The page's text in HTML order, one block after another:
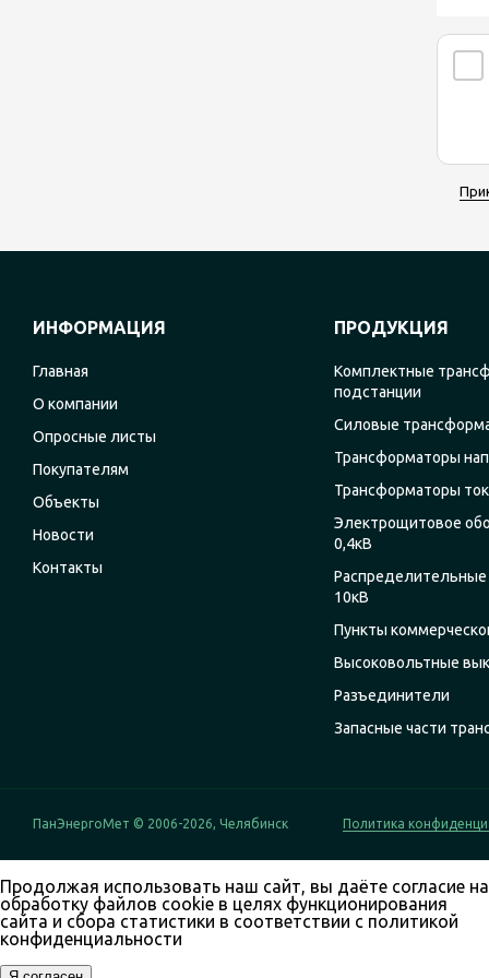
ИНФОРМАЦИЯ
Главная
О компании
Опросные листы
Покупателям
Объекты
Новости
Контакты
ПРОДУКЦИЯ
Комплектные
подстанции
Силовые
Трансформаторы
Трансформаторы
Электрощитовое
0,4кВ
Распределительные
10кВ
Пункты
Высоковольтные
Разъединители
Запасные части
ПанЭнергоМет © 2006-2026, Челябинск Политика
Продолжая использовать наш сайт, вы даёте согласие на
обработку файлов cookie в целях функционирования
сайта и сбора статистики в соответствии с политикой
конфиденциальности